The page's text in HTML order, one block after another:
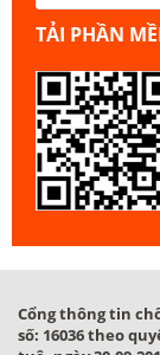
TẢI PHẦN
Cổng thông tin
số: 16036 theo